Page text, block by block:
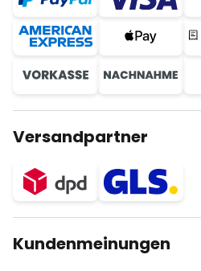
Versandpartner
Kundenmeinungen